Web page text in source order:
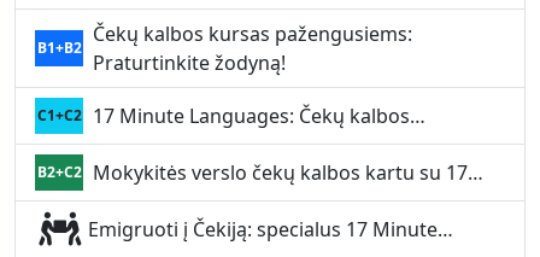
B1+B2
Čekų kalbos kursas pažengusiems:
Praturtinkite žodyną!
C1+C2 17 Minute Languages: Čekų kalbos…
B2+C2 Mokykitės verslo čekų kalbos kartu su 17…
Emigruoti į Čekiją: specialus 17 Minute…